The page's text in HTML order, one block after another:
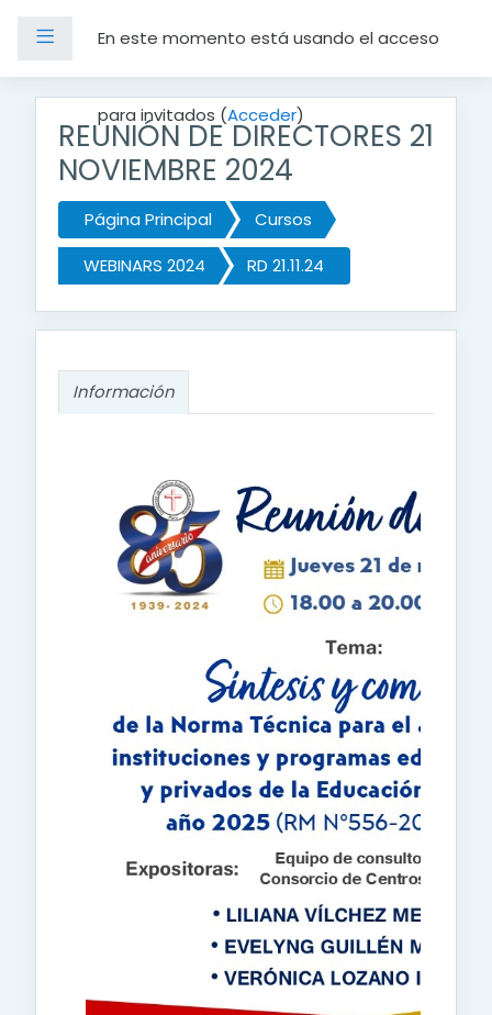
Panel lateral
En este momento está usando el acceso
para invitados (Acceder)
REUNIÓN DE DIRECTORES 21
NOVIEMBRE 2024
Página Principal
Cursos
WEBINARS 2024
RD 21.11.24
Información